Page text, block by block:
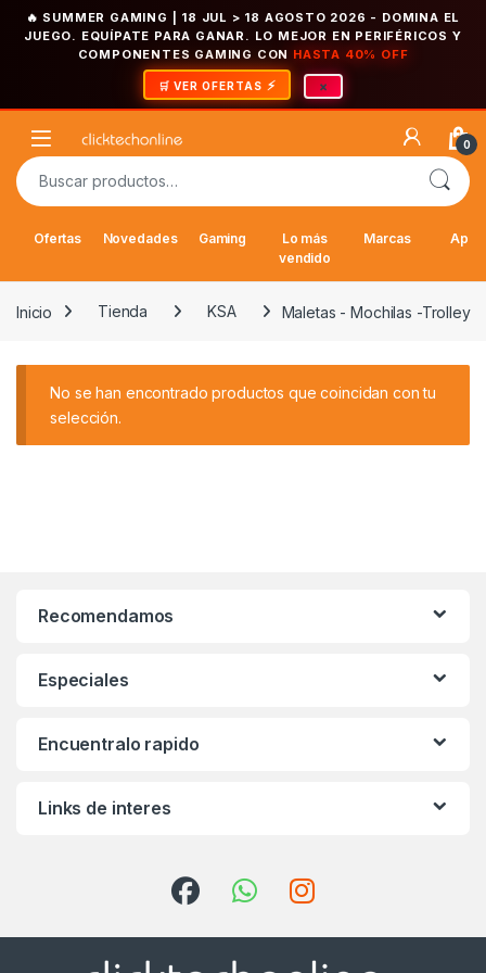
🔥 SUMMER GAMING | 18 JUL > 18 AGOSTO 2026 - DOMINA EL
JUEGO. EQUÍPATE PARA GANAR. LO MEJOR EN PERIFÉRICOS Y
COMPONENTES GAMING CON HASTA 40% OFF
🛒 VER OFERTAS ×
Open 0
Buscar por:
Ofertas Novedades Gaming
Lo más
vendido
Marcas
Inicio Tienda KSA Maletas - Mochilas -Trolley
No se han encontrado productos que coincidan con tu
selección.
Recomendamos
Especiales
Encuentralo rapido
Links de interes